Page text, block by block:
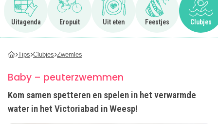
Uitagenda
Ga naar Uitagenda
Eropuit
Ga naar Eropuit
Uit eten
Ga naar Uit eten
Feestjes
Ga naar Feestjes
Clubjes
Ga
Tips Clubjes Zwemles
Baby – peuterzwemmen
Kom samen spetteren en spelen in het verwarmde
water in het Victoriabad in Weesp!